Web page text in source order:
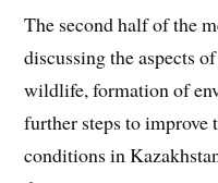
The second half of the
discussing the aspects
wildlife, formation of
further steps to improve
conditions in